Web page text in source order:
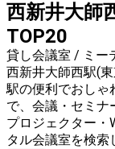
西新井大師
TOP20
貸し会議室 / ミー
西新井大師西駅(
駅の便利でおしゃ
で、会議・セミナ
プロジェクター・
タル会議室を検索